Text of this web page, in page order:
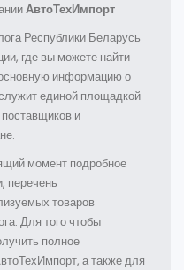
АвтоТехИмпорт
Республики Беларусь
где вы можете найти
информацию о
единой площадкой
и
момент подробное
перечень
товаров
Для того чтобы
полное
а также для